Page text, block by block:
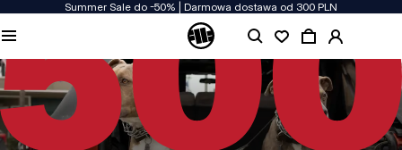
Summer Sale do -50% | Darmowa dostawa od 300 PLN
JAKOŚĆ TO DLA NAS PRIORYTET
Naszą odzież produkujemy z pasją! Nie idziemy na kompromis w kwestiach
wytrzymałości, długowieczności materiałów i dbałości o detal.
US ORIGIN
Nasze korzenie sięgają San Diego z poczatku lat 90-tych XX wieku. Nasz styl jest
surowy, autentyczny i stanowczy.